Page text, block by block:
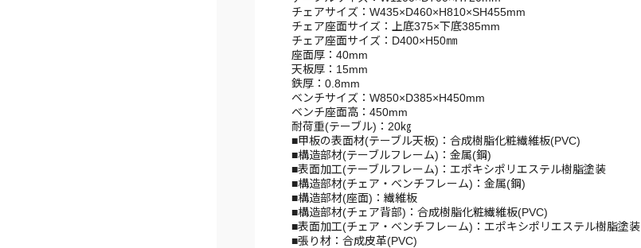
チェアサイズ：W435×D460×H810×SH455mm
チェア座面サイズ：上底375×下底385mm
チェア座面サイズ：D400×H50㎜
座面厚：40mm
天板厚：15mm
鉄厚：0.8mm
ベンチサイズ：W850×D385×H450mm
ベンチ座面高：450mm
耐荷重(テーブル)：20㎏
■甲板の表面材(テーブル天板)：合成樹脂化粧繊維板(PVC)
■構造部材(テーブルフレーム)：金属(鋼)
■表面加工(テーブルフレーム)：エポキシポリエステル樹脂塗装
■構造部材(チェア・ベンチフレーム)：金属(鋼)
■構造部材(座面)：繊維板
■構造部材(チェア背部)：合成樹脂化粧繊維板(PVC)
■表面加工(チェア・ベンチフレーム)：エポキシポリエステル樹脂塗装
■張り材：合成皮革(PVC)